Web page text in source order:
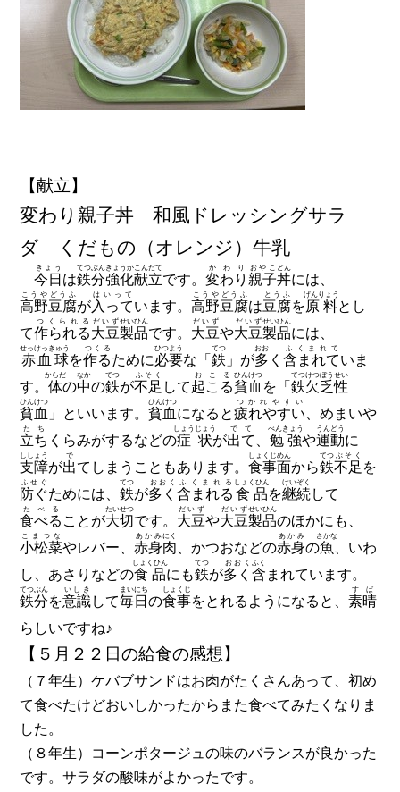
【献立】
変わり親子丼 和風ドレッシングサラ
ダ くだもの（オレンジ）牛乳
今日
きょう
は鉄分
てつぶん
強化
きょうか
献立
こんだて
です。変わり
かわり
親子
おやこ
丼
どん
には、
高野豆腐
こうやどうふ
が入って
はいって
います。 高野豆腐
こうやどうふ
は豆腐
とうふ
を原料
げんりょう
とし
て作られる
つくられる
大豆
だいず
製品
せいひん
です。 大豆
だいず
や大豆
だいず
製品
せいひん
には、
赤血球
せっけっきゅう
を作る
つくる
ために必要
ひつよう
な「鉄
てつ
」が多
おお
く含まれて
ふくまれて
いま
す。体
からだ
の中
なか
の鉄
てつ
が不足
ふそく
して起こる
おこる
貧血
ひんけつ
を「鉄
てつ
欠乏性
けつぼうせい
貧血
ひんけつ
」といいます。貧血
ひんけつ
になると疲れやすい
つかれやすい
、めまいや
立ち
たち
くらみがするなどの症状
しょうじょう
が出て
でて
、勉強
べんきょう
や運動
うんどう
に
支障
ししょう
が出
で
てしまうこともあります。食事面
しょくじめん
から鉄
てつ
不足
ぶそく
を
防ぐ
ふせぐ
ためには、鉄
てつ
が多く
おおく
含まれる
ふくまれる
食品
しょくひん
を継続
けいぞく
して
食べる
たべる
ことが大切
たいせつ
です。 大豆
だいず
や大豆
だいず
製品
せいひん
のほかにも、
小松菜
こまつな
やレバー、赤身
あかみ
肉
にく
、かつおなどの赤身
あかみ
の魚
さかな
、いわ
し、あさりなどの食品
しょくひん
にも鉄
てつ
が多く
おおく
含
ふく
まれています。
鉄分
てつぶん
を意識
いしき
して毎日
まいにち
の食事
しょくじ
をとれるようになると、素晴
すば
らしいですね♪
【５月２２日の給食の感想】
（７年生）ケバブサンドはお肉がたくさんあって、初め
て食べたけどおいしかったからまた食べてみたくなりま
した。
（８年生）コーンポタージュの味のバランスが良かった
です。サラダの酸味がよかったです。